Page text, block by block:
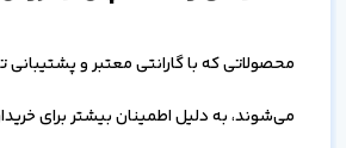
محصولاتی که با گارانتی معتبر و
می‌شوند، به دلیل اطمینان بیشتر برای